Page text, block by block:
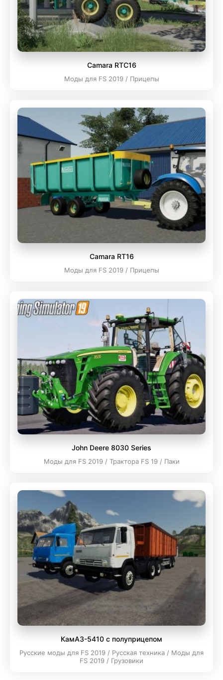
Camara RTC16
Моды для FS 2019 / Прицепы
Camara RT16
Моды для FS 2019 / Прицепы
John Deere 8030 Series
Моды для FS 2019 / Трактора FS 19 / Паки
КамАЗ-5410 с полуприцепом
Русские моды для FS 2019 / Русская техника / Моды для
FS 2019 / Грузовики